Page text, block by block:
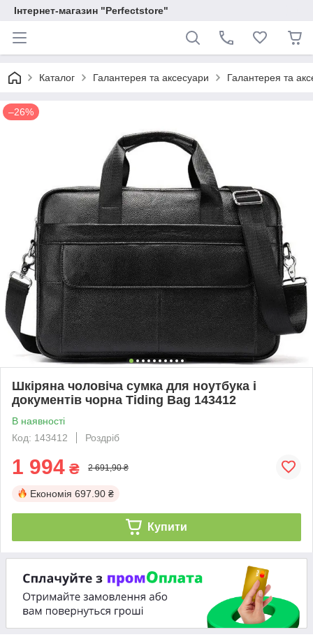
Інтернет-магазин "Perfectstore"
Каталог Галантерея та аксесуари Галантерея та
–26%
Шкіряна чоловіча сумка для ноутбука і
документів чорна Tiding Bag 143412
В наявності
Код: 143412
Роздріб
1 994 ₴ 2 691,90 ₴
Економія 697.90 ₴
Купити